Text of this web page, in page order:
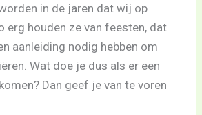
in de jaren dat wij op
erg houden ze van feesten, dat
aanleiding nodig hebben om
Wat doe je dus als er een
Dan geef je van te voren